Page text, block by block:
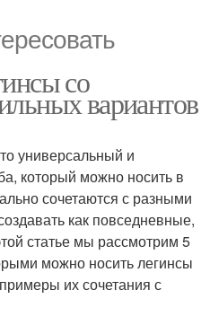
со
вариантов
универсальный и
который можно носить в
сочетаются с разными
как повседневные,
статье мы рассмотрим 5
можно носить легинсы
их сочетания с